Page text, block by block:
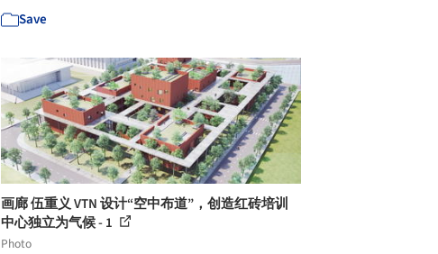
Save
画廊 伍重义 VTN 设计“空中布道”，创造红砖培训
中心独立为气候 - 1
Photo